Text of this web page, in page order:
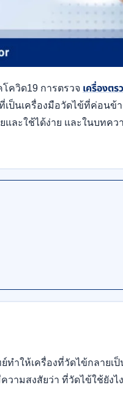
โควิด19 การตรวจ เครื่องต
ป็นเครื่องมือวัดไข้ที่ค่อนข้
และใช้ได้ง่าย และในบทค
ำให้เครื่องที่วัดไข้กลายเ
วามสงสัยว่า ที่วัดไข้ใช้ยัง